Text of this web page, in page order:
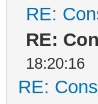
RE:
RE:
18:20:16
RE: